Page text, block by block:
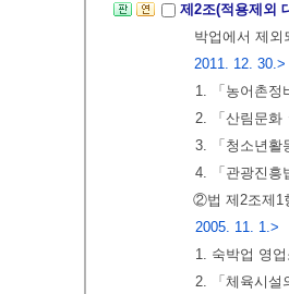
제2조(적용제외
박업에서 제
2011. 12. 30.>
1. 「농어촌정
2. 「산림문화
3. 「청소년활
4. 「관광진흥
②법 제2조제1
2005. 11. 1.>
1. 숙박업 영
2. 「체육시설